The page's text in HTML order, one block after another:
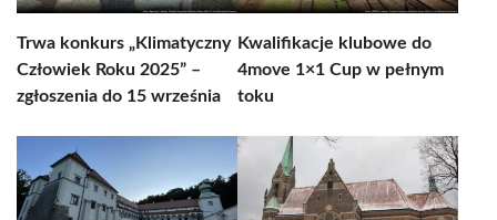
Trwa konkurs „Klimatyczny
Człowiek Roku 2025” –
zgłoszenia do 15 września
Kwalifikacje klubowe do
4move 1×1 Cup w pełnym
toku